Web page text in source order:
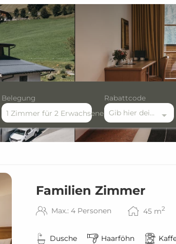
Belegung
1 Zimmer für 2 Erwachsene
Rabattcode
Gib hier deinen Rabattcode ein
Familien Zimmer
Max.: 4 Personen 45 m2
Dusche Haarföhn